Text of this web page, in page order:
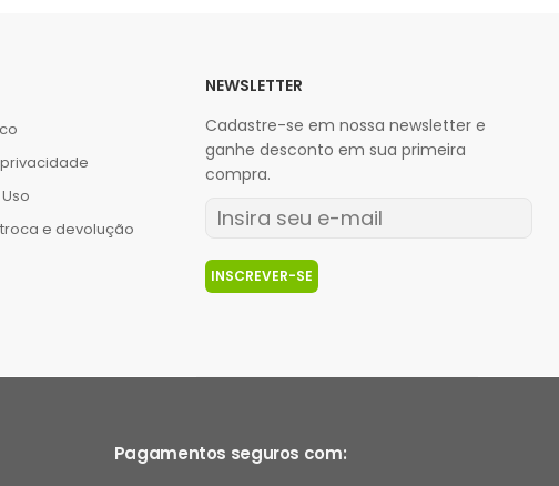
e devolução
NEWSLETTER
Cadastre-se em nossa newsletter e
ganhe desconto em sua primeira
compra.
INSCREVER-SE
Pagamentos seguros com: